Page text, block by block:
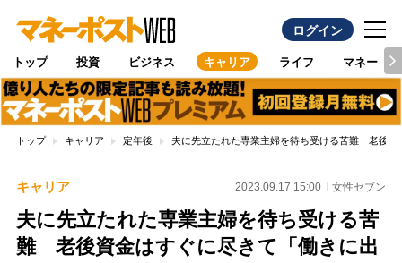
ログイン
トップ 投資 ビジネス キャリア ライフ マネー
トップ キャリア 定年後 夫に先立たれた専業主婦を待ち受ける苦難 老後
キャリア 2023.09.17 15:00 女性セブン
夫に先立たれた専業主婦を待ち受ける苦
難 老後資金はすぐに尽きて「働きに出